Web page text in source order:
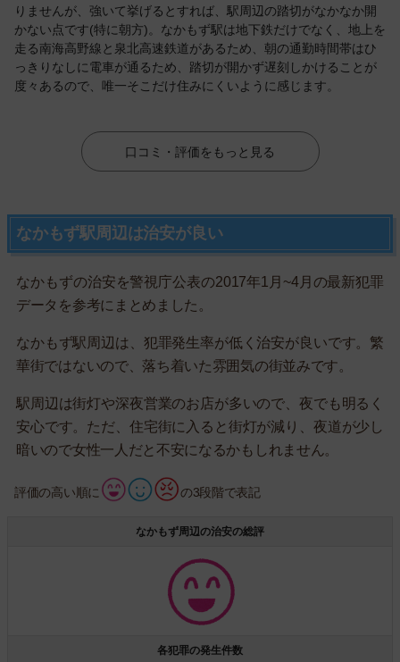
りませんが、強いて挙げるとすれば、駅周辺の踏切がなかなか開
かない点です(特に朝方)。なかもず駅は地下鉄だけでなく、地上を
走る南海高野線と泉北高速鉄道があるため、朝の通勤時間帯はひ
っきりなしに電車が通るため、踏切が開かず遅刻しかけることが
度々あるので、唯一そこだけ住みにくいように感じます。
口コミ・評価をもっと見る
なかもず駅周辺は治安が良い
なかもずの治安を警視庁公表の2017年1月~4月の最新犯罪
データを参考にまとめました。
なかもず駅周辺は、犯罪発生率が低く治安が良いです。繁
華街ではないので、落ち着いた雰囲気の街並みです。
駅周辺は街灯や深夜営業のお店が多いので、夜でも明るく
安心です。ただ、住宅街に入ると街灯が減り、夜道が少し
暗いので女性一人だと不安になるかもしれません。
評価の高い順に の3段階で表記
なかもず周辺の治安の総評
各犯罪の発生件数